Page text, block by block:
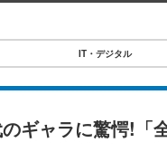
・デジタルTOP
IT・デジタル
ギャラに驚愕!「